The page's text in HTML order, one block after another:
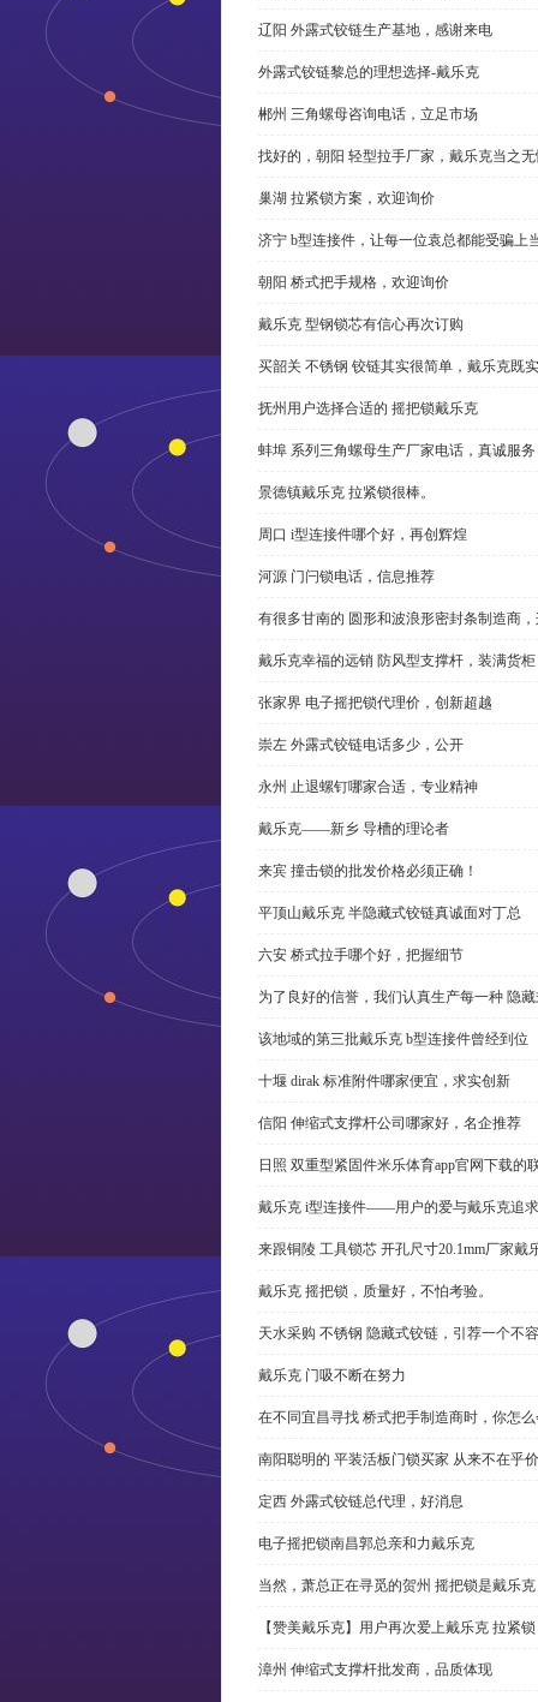
辽阳 外露式铰链生产基地，感谢来电
外露式铰链黎总的理想选择-戴乐克
郴州 三角螺母咨询电话，立足市场
找好的，朝阳 轻型拉手厂家，戴乐克当之
巢湖 拉紧锁方案，欢迎询价
济宁 b型连接件，让每一位袁总都能受骗上
朝阳 桥式把手规格，欢迎询价
戴乐克 型钢锁芯有信心再次订购
买韶关 不锈钢 铰链其实很简单，戴乐克既
抚州用户选择合适的 摇把锁戴乐克
蚌埠 系列三角螺母生产厂家电话，真诚服务
景德镇戴乐克 拉紧锁很棒。
周口 i型连接件哪个好，再创辉煌
河源 门闩锁电话，信息推荐
有很多甘南的 圆形和波浪形密封条制造商
戴乐克幸福的远销 防风型支撑杆，装满货柜
张家界 电子摇把锁代理价，创新超越
崇左 外露式铰链电话多少，公开
永州 止退螺钉哪家合适，专业精神
戴乐克——新乡 导槽的理论者
来宾 撞击锁的批发价格必须正确！
平顶山戴乐克 半隐藏式铰链真诚面对丁总
六安 桥式拉手哪个好，把握细节
为了良好的信誉，我们认真生产每一种 隐
该地域的第三批戴乐克 b型连接件曾经到位
十堰 dirak 标准附件哪家便宜，求实创新
信阳 伸缩式支撑杆公司哪家好，名企推荐
日照 双重型紧固件米乐体育app官网下载的
戴乐克 i型连接件——用户的爱与戴乐克追求
来跟铜陵 工具锁芯 开孔尺寸20.1mm厂家
戴乐克 摇把锁，质量好，不怕考验。
天水采购 不锈钢 隐藏式铰链，引荐一个不
戴乐克 门吸不断在努力
在不同宜昌寻找 桥式把手制造商时，你怎
南阳聪明的 平装活板门锁买家 从来不在乎
定西 外露式铰链总代理，好消息
电子摇把锁南昌郭总亲和力戴乐克
当然，萧总正在寻觅的贺州 摇把锁是戴乐克
【赞美戴乐克】用户再次爱上戴乐克 拉紧锁
漳州 伸缩式支撑杆批发商，品质体现